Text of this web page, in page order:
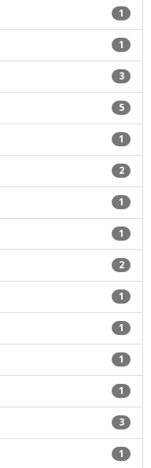
1
1
3
5
1
2
1
1
2
1
1
1
1
3
1